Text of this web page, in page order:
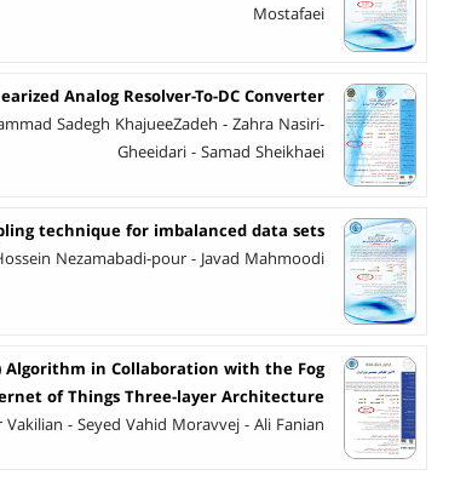
Mostafaei
Analog Resolver-To-DC Converter
Sadegh KhajueeZadeh - Zahra Nasiri-
Gheeidari - Samad Sheikhaei
technique for imbalanced data sets
Nezamabadi-pour - Javad Mahmoodi
Algorithm in Collaboration with the Fog
of Things Three-layer Architecture
Vakilian - Seyed Vahid Moravvej - Ali Fanian